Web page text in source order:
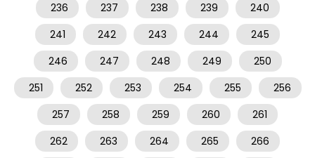
236
237 238 239
240
241
242 243 244
245
246
247 248 249
250
251
252 253 254 255
256
257
258 259 260
261
262
263 264 265 266